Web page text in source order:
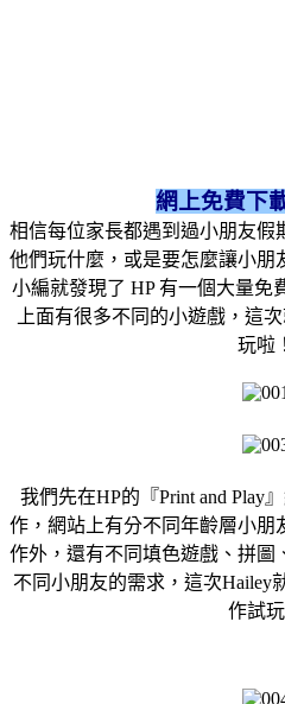
網上免費下
相信每位家長都遇到過小朋友假
他們玩什麼，或是要怎麼讓小朋
小編就發現了 HP 有一個大量免
上面有很多不同的小遊戲，這
玩啦！
我們先在HP的『Print and Play
作，網站上有分不同年齡層小朋
作外，還有不同填色遊戲、拼圖
不同小朋友的需求，這次Hailey
作試玩